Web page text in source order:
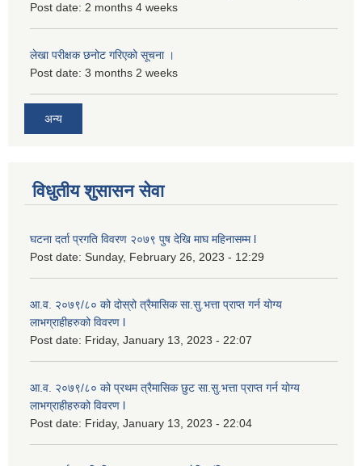
Post date: 2 months 4 weeks
लेखा परीक्षक छनोट गरिएको सूचना ।
Post date: 3 months 2 weeks
अन्य
विधुतीय शुसासन सेवा
घटना दर्ता प्रगति विवरण २०७९ पुष देखि माघ महिनासम्म l
Post date: Sunday, February 26, 2023 - 12:29
आ.व. २०७९/८० को दोस्रो त्रैमासिक सा.सु.भ‍त्ता प्राप्त गर्न योग्य
लाभग्राहीहरुको विवरण l
Post date: Friday, January 13, 2023 - 22:07
आ.व. २०७९/८० को प्रथम त्रैमासिक छुट सा.सु.भ‍त्ता प्राप्त गर्न योग्य
लाभग्राहीहरुको विवरण l
Post date: Friday, January 13, 2023 - 22:04